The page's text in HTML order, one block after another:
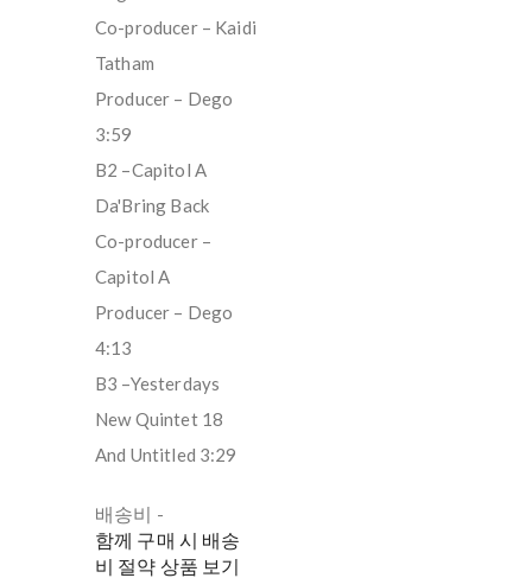
Co-producer – Kaidi
Tatham
Producer – Dego
3:59
B2 –Capitol A
Da'Bring Back
Co-producer –
Capitol A
Producer – Dego
4:13
B3 –Yesterdays
New Quintet 18
And Untitled 3:29
배송비 -
함께 구매 시 배송
비 절약 상품 보기